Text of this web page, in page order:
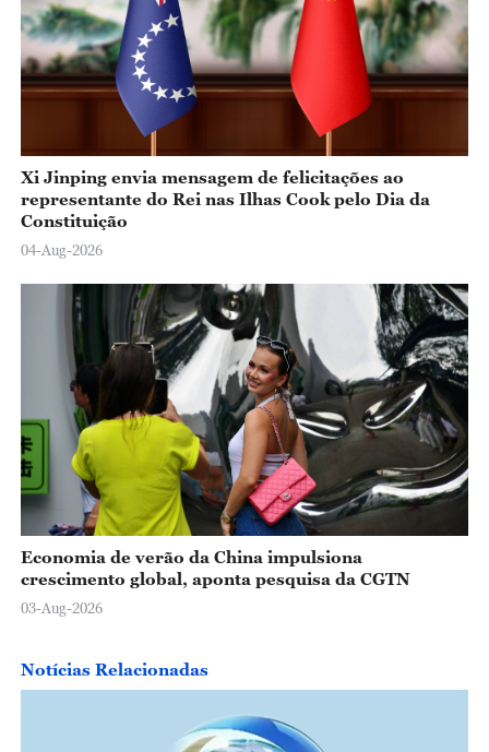
Xi Jinping envia mensagem de felicitações ao
representante do Rei nas Ilhas Cook pelo Dia da
Constituição
04-Aug-2026
Economia de verão da China impulsiona
crescimento global, aponta pesquisa da CGTN
03-Aug-2026
Notícias Relacionadas